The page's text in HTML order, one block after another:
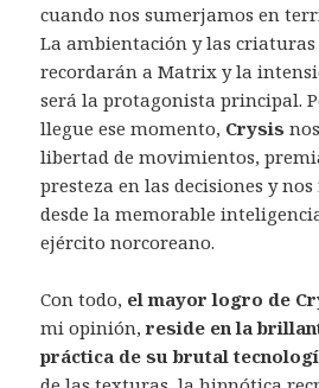
cuando nos sumerjamos en
La ambientación y las
recordarán a Matrix y la
será la protagonista principal.
llegue ese momento, Crysis
libertad de movimientos,
presteza en las decisiones y
desde la memorable
ejército norcoreano.
Con todo, el mayor logro de
mi opinión,reside en la
práctica de su brutal